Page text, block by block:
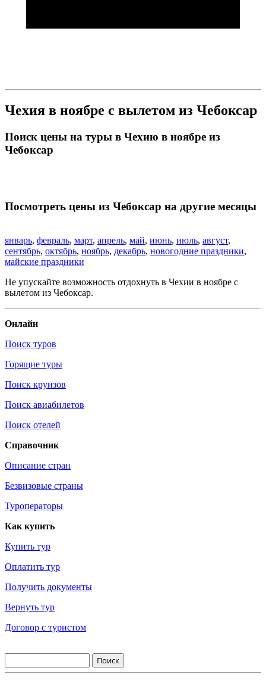
Чехия в ноябре с вылетом из Чебоксар
Поиск цены на туры в Чехию в ноябре из
Чебоксар
Посмотреть цены из Чебоксар на другие месяцы
январь, февраль, март, апрель, май, июнь, июль, август,
сентябрь, октябрь, ноябрь, декабрь, новогодние праздники,
майские праздники
Не упускайте возможность отдохнуть в Чехии в ноябре с
вылетом из Чебоксар.
Онлайн
Поиск туров
Горящие туры
Поиск круизов
Поиск авиабилетов
Поиск отелей
Справочник
Описание стран
Безвизовые страны
Туроператоры
Как купить
Купить тур
Оплатить тур
Получить документы
Вернуть тур
Договор с туристом